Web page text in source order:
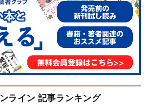
ライン 記事ランキング